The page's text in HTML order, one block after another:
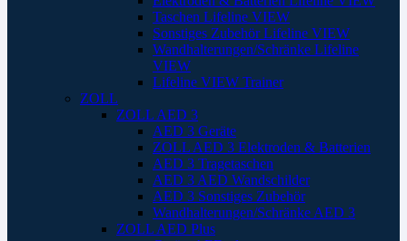
Taschen Lifeline VIEW
Sonstiges Zubehör Lifeline VIEW
Wandhalterungen/Schränke Lifeline
VIEW
Lifeline VIEW Trainer
ZOLL
ZOLL AED 3
AED 3 Geräte
ZOLL AED 3 Elektroden & Batterien
AED 3 Tragetaschen
AED 3 AED Wandschilder
AED 3 Sonstiges Zubehör
Wandhalterungen/Schränke AED 3
ZOLL AED Plus